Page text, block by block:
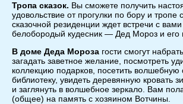
Тропа сказок. Вы сможете получить
удовольствие от прогулки по бору и тропе
сказочной резиденции ждет встречи с
белобородый кудесник — Дед Мороз и
В доме Деда Мороза гости смогут
загадать заветное желание, посмотреть
коллекцию подарков, посетить волшебную
библиотеку, увидеть деревянную кровать
и заглянуть в волшебное зеркало. Вам
(общее) на память с хозяином Вотчины.